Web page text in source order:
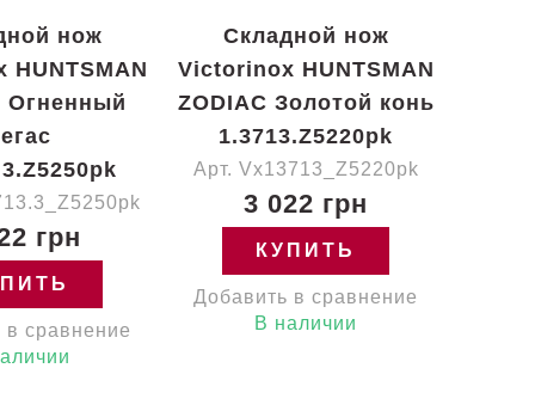
нож
Огненный
грн
в сравнение
Складной нож
Victorinox HUNTSMAN
ZODIAC Золотой конь
1.3713.Z5220pk
Арт. Vx13713_Z5220pk
3 022 грн
КУПИТЬ
Добавить в сравнение
В наличии